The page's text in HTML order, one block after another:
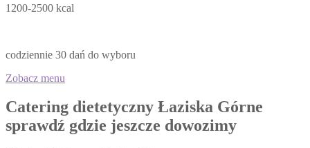
1200-2500 kcal
codziennie 30 dań do wyboru
Zobacz menu
Catering dietetyczny Łaziska Górne
sprawdź gdzie jeszcze dowozimy